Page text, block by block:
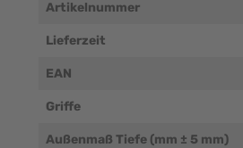
Artikelnummer
Lieferzeit
EAN
Griffe
Außenmaß Tiefe (mm ± 5 mm)